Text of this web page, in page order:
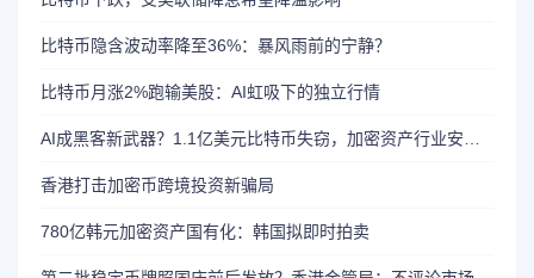
比特币隐含波动率降至36%：暴风雨前的宁静？
比特币月涨2%跑输美股：AI虹吸下的独立行情
香港打击加密币跨境投资新骗局
780亿韩元加密资产国有化：韩国拟即时拍卖